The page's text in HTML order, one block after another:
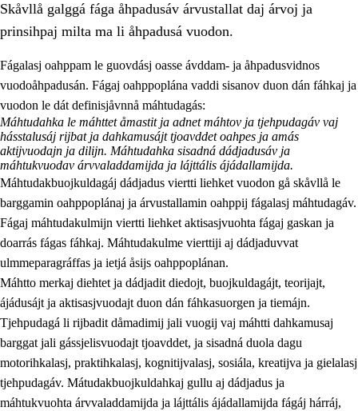
2. Prinsihpa oahppama, åvddånahttema ja ávddama hárráj
2.1 Sosiála oahppam ja åvddånibme
2.2 Máhtudahka fágáj hárráj
Vuodulasj tjehpudagá
2.4 Oahppat oahppat
Doaresfágalasj tiemá
Skåvllå galggá fága åhpadusáv árvustallat daj árvoj ja
prinsihpaj milta ma li åhpadusá vuodon.
Fágalasj oahppam le guovdásj oasse ávddam- ja åhpadusvidnos
vuodoåhpadusán. Fágaj oahppoplána vaddi sisanov duon dán fáhkaj ja
vuodon le dát definisjåvnnå máhtudagás:
Máhtudahka le máhttet åmastit ja adnet máhtov ja tjehpudagáv vaj
hásstalusáj rijbat ja dahkamusájt tjoavddet oahpes ja amás
aktijvuodajn ja dilijn. Máhtudahka sisadná dádjadusáv ja
máhtukvuodav árvvaladdamijda ja lájttális ájádallamijda.
Máhtudakbuojkuldagáj dádjadus viertti liehket vuodon gå skåvllå le
barggamin oahppoplánaj ja árvustallamin oahppij fágalasj máhtudagáv.
Fágaj máhtudakulmijn viertti liehket aktisasjvuohta fágaj gaskan ja
doarrás fágas fáhkaj. Máhtudakulme vierttiji aj dádjaduvvat
ulmmeparagráffas ja ietjá åsijs oahppoplánan.
Máhtto merkaj diehtet ja dádjadit diedojt, buojkuldagájt, teorijajt,
ájádusájt ja aktisasjvuodajt duon dán fáhkasuorgen ja tiemájn.
Tjehpudagá li rijbadit dåmadimij jali vuogij vaj máhtti dahkamusaj
barggat jali gássjelisvuodajt tjoavddet, ja sisadná duola dagu
motorihkalasj, praktihkalasj, kognitijvalasj, sosiála, kreatijva ja gielalasj
tjehpudagáv. Mátudakbuojkuldahkaj gullu aj dádjadus ja
máhtukvuohta árvvaladdamijda ja lájttális ájádallamijda fágáj hárráj,